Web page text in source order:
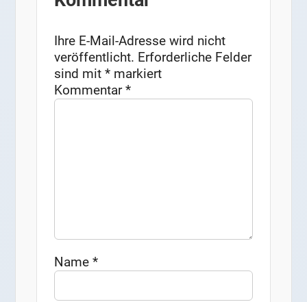
Ihre E-Mail-Adresse wird nicht
veröffentlicht. Erforderliche Felder
sind mit* markiert
Kommentar*
Name*